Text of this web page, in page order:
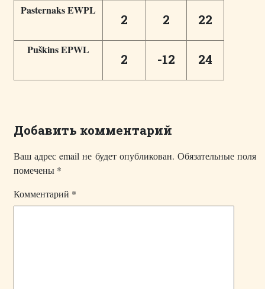
Pasternaks EWPL
2 2 22
Puškins EPWL
2 -12 24
Добавить комментарий
Ваш адрес email не будет опубликован. Обязательные поля
помечены *
Комментарий *